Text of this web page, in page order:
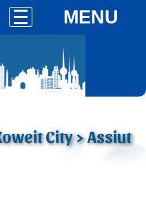
MENU
City > Assiut